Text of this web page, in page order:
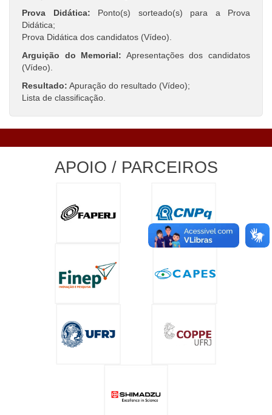
Prova Didática: Ponto(s) sorteado(s) para a Prova
Didática;
Prova Didática dos candidatos (Vídeo).
Arguição do Memorial: Apresentações dos candidatos
(Vídeo).
Resultado: Apuração do resultado (Vídeo);
Lista de classificação.
APOIO / PARCEIROS